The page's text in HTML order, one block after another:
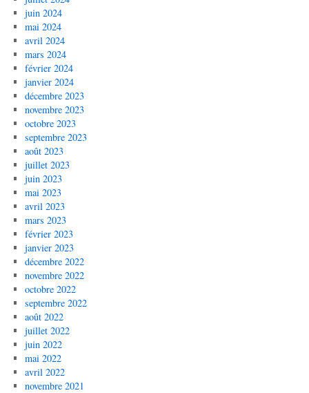
juin 2024
mai 2024
avril 2024
mars 2024
février 2024
janvier 2024
décembre 2023
novembre 2023
octobre 2023
septembre 2023
août 2023
juillet 2023
juin 2023
mai 2023
avril 2023
mars 2023
février 2023
janvier 2023
décembre 2022
novembre 2022
octobre 2022
septembre 2022
août 2022
juillet 2022
juin 2022
mai 2022
avril 2022
novembre 2021